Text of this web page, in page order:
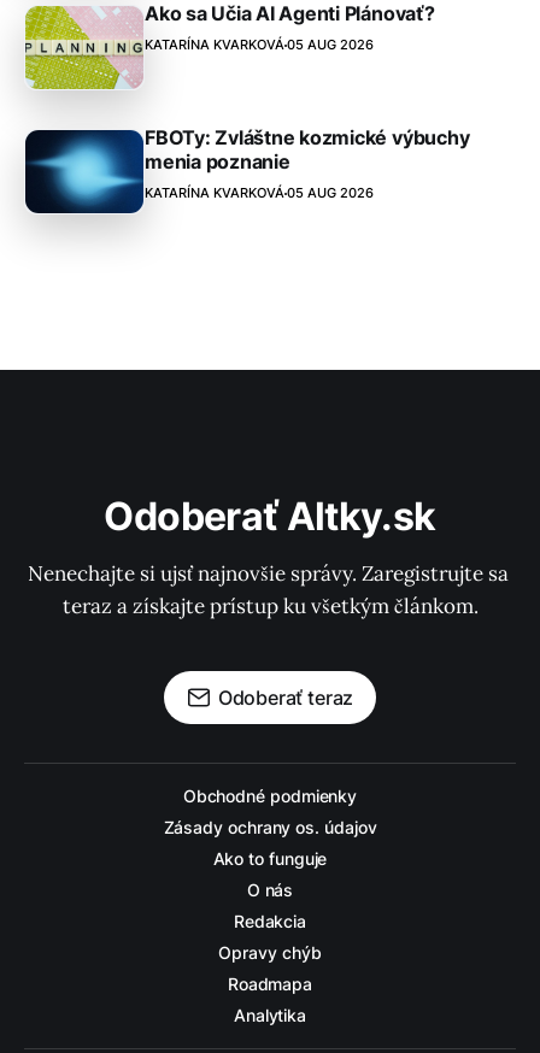
Ako sa Učia AI Agenti Plánovať?
KATARÍNA KVARKOVÁ05 AUG 2026
FBOTy: Zvláštne kozmické výbuchy
menia poznanie
KATARÍNA KVARKOVÁ05 AUG 2026
Odoberať Altky.sk
Nenechajte si ujsť najnovšie správy. Zaregistrujte sa
teraz a získajte prístup ku všetkým článkom.
Odoberať teraz
Obchodné podmienky
Zásady ochrany os. údajov
Ako to funguje
O nás
Redakcia
Opravy chýb
Roadmapa
Analytika